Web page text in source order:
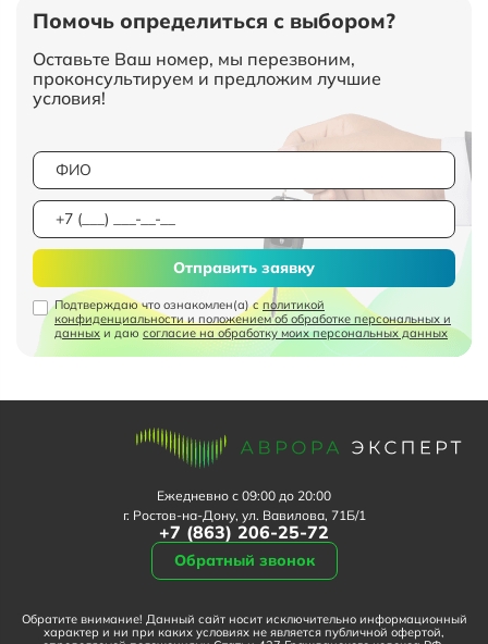
Помочь определиться с выбором?
Оставьте Ваш номер, мы перезвоним,
проконсультируем и предложим лучшие
условия!
Подтверждаю что ознакомлен(а) сполитикой
конфиденциальности и положением об обработке персональных и
данных и даю согласие на обработку моих персональных данных
Отправить заявку
Ежедневно с 09:00 до 20:00
г. Ростов-на-Дону, ул. Вавилова, 71Б/1
+7 (863) 206-25-72
Обратный звонок
Обратите внимание! Данный сайт носит исключительно информационный
характер и ни при каких условиях не является публичной офертой,